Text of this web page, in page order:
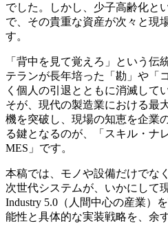
でした。しかし、少子高齢化と
で、その貴重な資産が次々と現
す。
「背中を見て覚えろ」という伝
テランが長年培った「勘」や「
く個人の引退とともに消滅して
そが、現代の製造業における最
機を突破し、現場の知恵を企業
る鍵となるのが、「スキル・ナ
MES」です。
本稿では、モノや設備だけでな
次世代システムが、いかにして
Industry 5.0（人間中心の産業）
能性と具体的な実装戦略を、余